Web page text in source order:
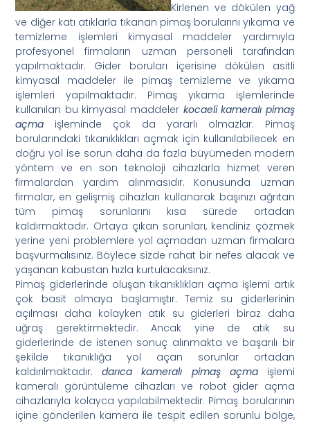
Kirlenen ve dökülen yağ
ve diğer katı atıklarla tıkanan pimaş borularını yıkama ve
temizleme işlemleri kimyasal maddeler yardımıyla
profesyonel firmaların uzman personeli tarafından
yapılmaktadır. Gider boruları içerisine dökülen asitli
kimyasal maddeler ile pimaş temizleme ve yıkama
işlemleri yapılmaktadır. Pimaş yıkama işlemlerinde
kullanılan bu kimyasal maddeler kocaeli kameralı pimaş
açma işleminde çok da yararlı olmazlar. Pimaş
borularındaki tıkanıklıkları açmak için kullanılabilecek en
doğru yol ise sorun daha da fazla büyümeden modern
yöntem ve en son teknoloji cihazlarla hizmet veren
firmalardan yardım alınmasıdır. Konusunda uzman
firmalar, en gelişmiş cihazları kullanarak başınızı ağrıtan
tüm pimaş sorunlarını kısa sürede ortadan
kaldırmaktadır. Ortaya çıkan sorunları, kendiniz çözmek
yerine yeni problemlere yol açmadan uzman firmalara
başvurmalısınız. Böylece sizde rahat bir nefes alacak ve
yaşanan kabustan hızla kurtulacaksınız.
Pimaş giderlerinde oluşan tıkanıklıkları açma işlemi artık
çok basit olmaya başlamıştır. Temiz su giderlerinin
açılması daha kolayken atık su giderleri biraz daha
uğraş gerektirmektedir. Ancak yine de atık su
giderlerinde de istenen sonuç alınmakta ve başarılı bir
şekilde tıkanıklığa yol açan sorunlar ortadan
kaldırılmaktadır.darıca kameralı pimaş açmaişlemi
kameralı görüntüleme cihazları ve robot gider açma
cihazlarıyla kolayca yapılabilmektedir. Pimaş borularının
içine gönderilen kamera ile tespit edilen sorunlu bölge,